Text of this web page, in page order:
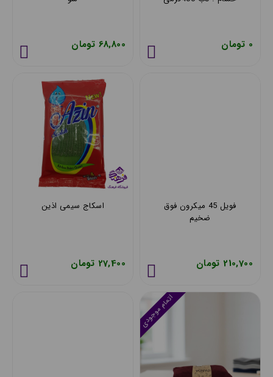
0 تومان 68,800 تومان
فویل 45 میکرون فوق
ضخیم
210,700 تومان
اسکاج سیمی اذین
27,400 تومان
اتمام موجودی